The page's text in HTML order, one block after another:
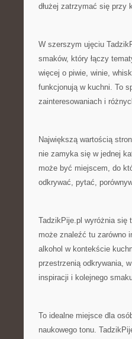
dłużej zatrzymać się przy
W szerszym ujęciu
smaków, który łączy
więcej o piwie, winie,
funkcjonują w kuchni. To
zainteresowaniach i
Największą wartością
nie zamyka się w jednej
może być miejscem, do
odkrywać, pytać,
TadzikPije.pl wyróżnia się
może znaleźć tu zarówno
alkohol w kontekście
przestrzenią odkrywania,
inspiracji i kolejnego
To idealne miejsce dla
naukowego tonu.